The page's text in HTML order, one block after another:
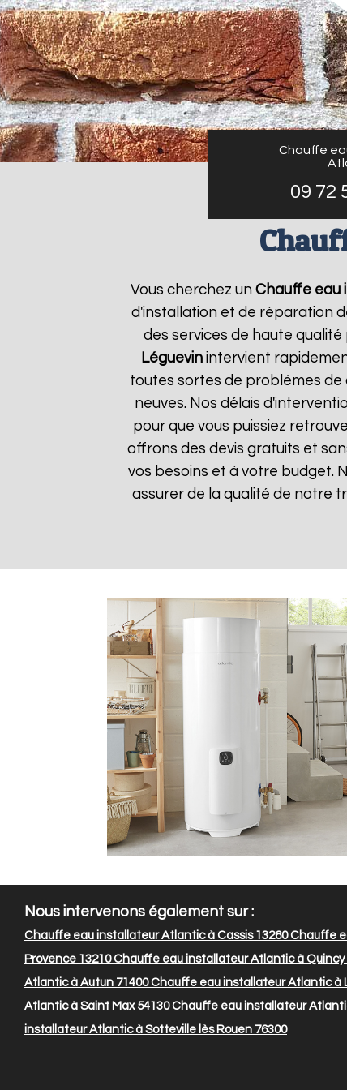
Chauffe
09 72
Vous cherchez un Chauffe eau
d'installation et de réparation
des services de haute
Léguevin intervient
toutes sortes de problèmes
neuves. Nos délais
pour que vous puissiez
offrons des devis gratuits et
vos besoins et à votre budget.
assurer de la qualité de notre
Nous intervenons également sur :
Chauffe eau installateur Atlantic à Cassis 13260Chauffe
Provence 13210Chauffe eau installateur Atlantic à Quincy
Atlantic à Autun 71400Chauffe eau installateur Atlantic à
Atlantic à Saint Max 54130Chauffe eau installateur
installateur Atlantic à Sotteville lès Rouen 76300